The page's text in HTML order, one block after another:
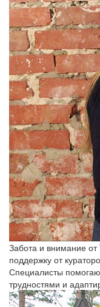
Забота и внимание от
поддержку от
Специалисты
трудностями и